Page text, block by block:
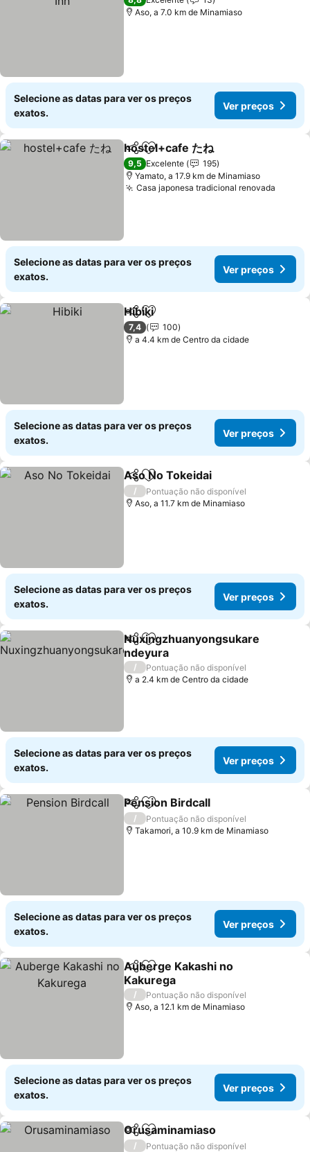
Aso, a 7.0 km de Minamiaso
Selecione as datas para ver os preços
exatos.
Ver preços
PartilharAdicionar aos favoritos
hostel+cafe たね
9,5 Excelente
195
Yamato, a 17.9 km de Minamiaso
Casa japonesa tradicional renovada
Selecione as datas para ver os preços
exatos.
Ver preços
PartilharAdicionar aos favoritos
Hibiki
7,4
100
a 4.4 km de Centro da cidade
Selecione as datas para ver os preços
exatos.
Ver preços
PartilharAdicionar aos favoritos
Aso No Tokeidai
/
Pontuação não disponível
Aso, a 11.7 km de Minamiaso
Selecione as datas para ver os preços
exatos.
Ver preços
PartilharAdicionar aos favoritos
Nuxingzhuanyongsukare
ndeyura
/
Pontuação não disponível
a 2.4 km de Centro da cidade
Selecione as datas para ver os preços
exatos.
Ver preços
PartilharAdicionar aos favoritos
Pension Birdcall
/
Pontuação não disponível
Takamori, a 10.9 km de Minamiaso
Selecione as datas para ver os preços
exatos.
Ver preços
PartilharAdicionar aos favoritos
Auberge Kakashi no
Kakurega
/
Pontuação não disponível
Aso, a 12.1 km de Minamiaso
Selecione as datas para ver os preços
exatos.
Ver preços
PartilharAdicionar aos favoritos
Orusaminamiaso
/
Pontuação não disponível